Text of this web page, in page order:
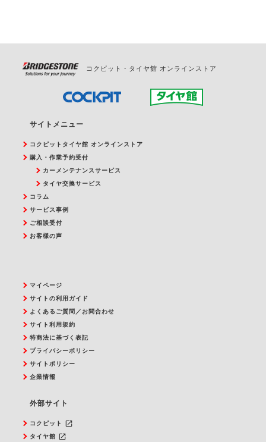
コクピット・タイヤ館 オンラインストア
サイトメニュー
コクピットタイヤ館 オンラインストア
購入・作業予約受付
カーメンテナンスサービス
タイヤ交換サービス
コラム
サービス事例
ご相談受付
お客様の声
マイページ
サイトの利用ガイド
よくあるご質問／お問合わせ
サイト利用規約
特商法に基づく表記
プライバシーポリシー
サイトポリシー
企業情報
外部サイト
コクピット launch
タイヤ館 launch